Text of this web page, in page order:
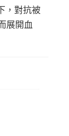
，對抗被
展開血